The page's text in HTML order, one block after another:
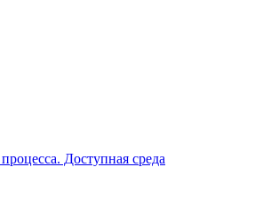
Доступная среда